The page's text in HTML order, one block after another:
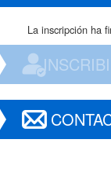
La inscripción ha